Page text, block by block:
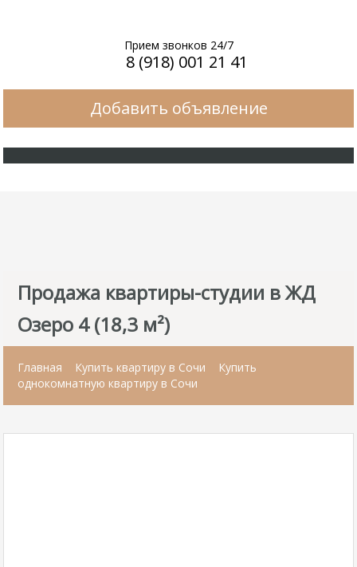
Прием звонков 24/7
8 (918) 001 21 41
Добавить объявление
Продажа квартиры-студии в ЖД
Озеро 4 (18,3 м²)
Главная Купить квартиру в Сочи
Купить
однокомнатную квартиру в Сочи